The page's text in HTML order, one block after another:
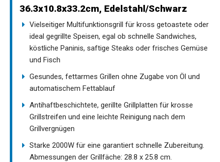
36.3x10.8x33.2cm, Edelstahl/Schwarz
Vielseitiger Multifunktionsgrill für kross getoastete oder
ideal gegrillte Speisen, egal ob schnelle Sandwiches,
köstliche Paninis, saftige Steaks oder frisches Gemüse
und Fisch
Gesundes, fettarmes Grillen ohne Zugabe von Öl und
automatischem Fettablauf
Antihaftbeschichtete, gerillte Grillplatten für krosse
Grillstreifen und eine leichte Reinigung nach dem
Grillvergnügen
Starke 2000W für eine garantiert schnelle Zubereitung.
Abmessungen der Grillfäche: 28.8 x 25.8 cm.